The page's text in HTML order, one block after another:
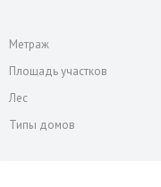
Метраж
Площадь участков
Лес
Типы домов